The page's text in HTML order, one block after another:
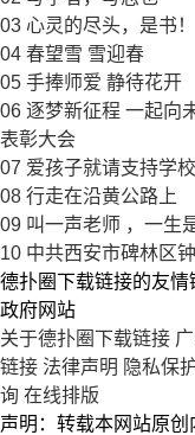
03 心灵的尽头，是书！
04 春望雪 雪迎春
05 手捧师爱 静待花开
06 逐梦新征程 一起向
表彰大会
07 爱孩子就请支持学校
08 行走在沿黄公路上
09 叫一声老师 ，一生
10 中共西安市碑林区
德扑圈下载链接的友情
政府网站
关于德扑圈下载链接
链接 法律声明 隐私保
询 在线排版
声明：转载本网站原